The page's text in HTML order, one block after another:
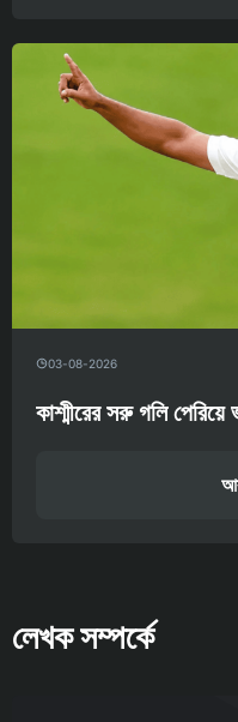
03-08-2026
কাশ্মীরের সরু গলি
লেখক সম্পর্কে